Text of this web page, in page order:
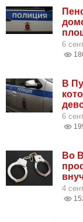
6
В
6
Во
4